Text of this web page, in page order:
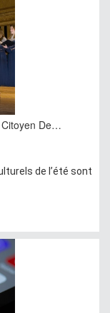
Citoyen De…
de l’été sont